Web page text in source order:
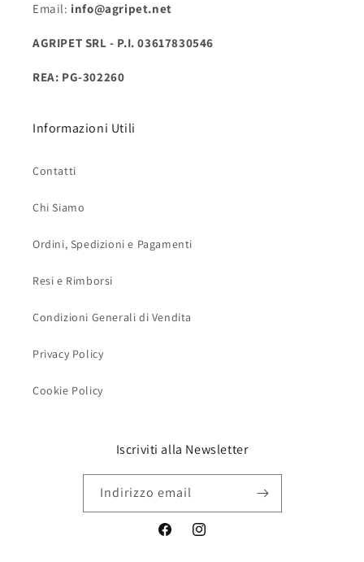
Email: info@agripet.net
AGRIPET SRL - P.I. 03617830546
REA: PG-302260
Informazioni Utili
Contatti
Chi Siamo
Ordini, Spedizioni e Pagamenti
Resi e Rimborsi
Condizioni Generali di Vendita
Privacy Policy
Cookie Policy
Iscriviti alla Newsletter
Indirizzo email
FacebookInstagram